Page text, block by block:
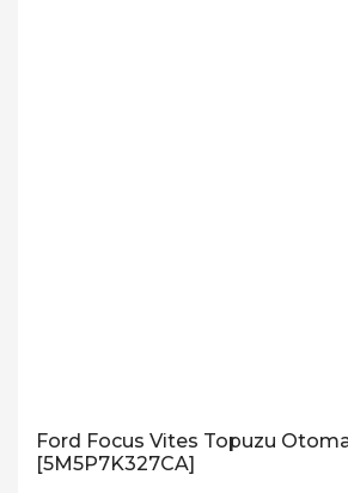
Ford Focus Vites Topuzu
[5M5P7K327CA]